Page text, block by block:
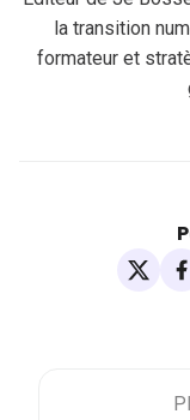
la transition
formateur et